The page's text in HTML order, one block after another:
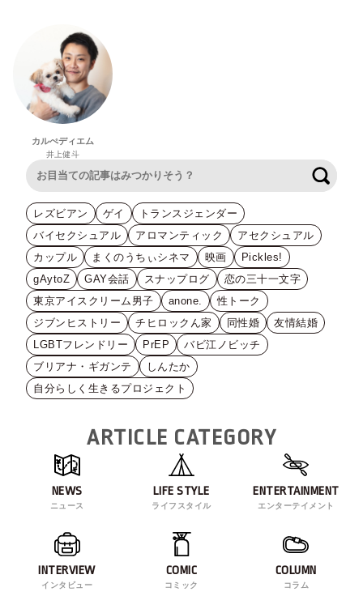
カルぺディエム
井上健斗
レズビアン ゲイ
トランスジェンダー
バイセクシュアル
アロマンティック
アセクシュアル
カップル
まくのうちぃシネマ 映画
Pickles!
gAytoZ
GAY会話 スナップログ
恋の三十一文字
東京アイスクリーム男子
anone.
性トーク
ジブンヒストリー
チヒロックん家 同性婚
友情結婚
LGBTフレンドリー
PrEP
バビ江ノビッチ
ブリアナ・ギガンテ
しんたか
自分らしく生きるプロジェクト
ARTICLE CATEGORY
NEWS
ニュース
LIFE STYLE
ライフスタイル
ENTERTAINMENT
エンターテイメント
INTERVIEW
インタビュー
COMIC
コミック
COLUMN
コラム